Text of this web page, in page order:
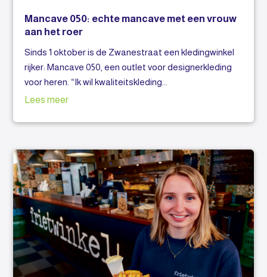
Mancave 050: echte mancave met een vrouw
aan het roer
Sinds 1 oktober is de Zwanestraat een kledingwinkel
rijker: Mancave 050, een outlet voor designerkleding
voor heren. “Ik wil kwaliteitskleding...
Lees meer